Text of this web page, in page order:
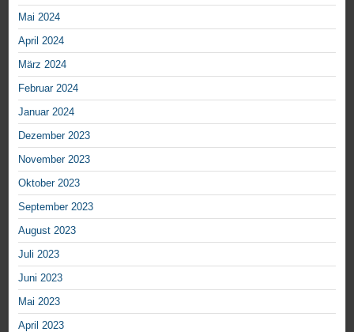
Mai 2024
April 2024
März 2024
Februar 2024
Januar 2024
Dezember 2023
November 2023
Oktober 2023
September 2023
August 2023
Juli 2023
Juni 2023
Mai 2023
April 2023